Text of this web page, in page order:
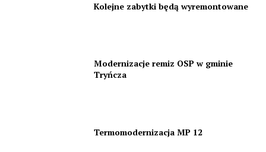
Kolejne zabytki będą wyremontowane
Modernizacje remiz OSP w gminie
Tryńcza
Termomodernizacja MP 12